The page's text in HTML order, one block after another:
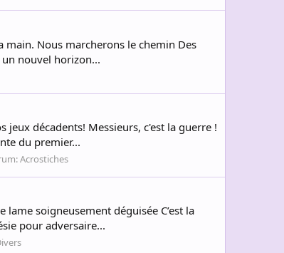
main. Nous marcherons le chemin Des
un nouvel horizon...
décadents! Messieurs, c'est la guerre !
du premier...
Acrostiches
soigneusement déguisée C’est la
pour adversaire...